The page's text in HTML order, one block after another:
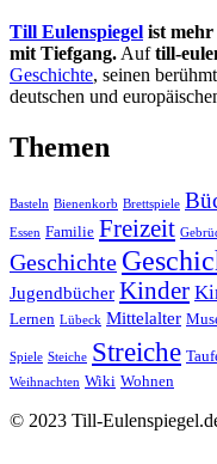
Till Eulenspiegel ist
mit Tiefgang. Auftill-
Geschichte, seinen
deutschen und
Themen
Basteln Bienenkorb Brettspiele
Essen Familie Freizeit
Geschichte
Jugendbücher Kinder
Lernen Lübeck Mittelalter
Spiele Steiche Streiche
Weihnachten Wiki Wohnen
© 2023 Till-